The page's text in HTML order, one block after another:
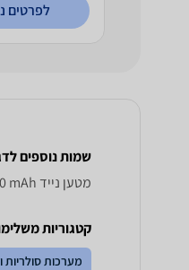
לפרטים
שמות נוספים
מטען נייד Xiaomi 81210 165 W 10000 mAh שיאומי, 81210 165W 10000mAh שיאומי , שיאומי 81210 165W 10000mAh
קטגוריות
מערכות סולריות